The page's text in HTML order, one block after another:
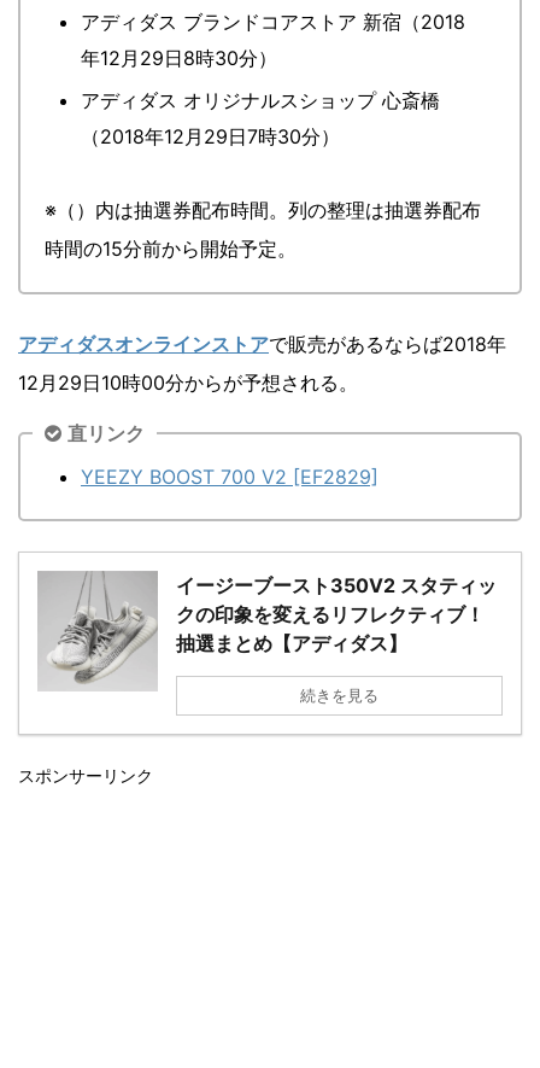
アディダス ブランドコアストア 新宿（2018
年12月29日8時30分）
アディダス オリジナルスショップ 心斎橋
（2018年12月29日7時30分）
※（）内は抽選券配布時間。列の整理は抽選券配布
時間の15分前から開始予定。
アディダスオンラインストアで販売があるならば2018年
12月29日10時00分からが予想される。
直リンク
YEEZY BOOST 700 V2 [EF2829]
イージーブースト350V2 スタティッ
クの印象を変えるリフレクティブ！
抽選まとめ【アディダス】
続きを見る
スポンサーリンク